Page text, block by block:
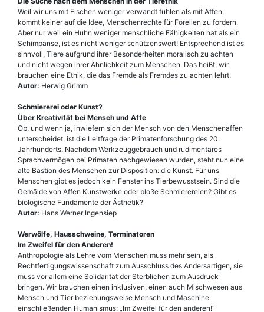
Weil wir uns mit Fischen weniger verwandt fühlen als mit Affen,
kommt keiner auf die Idee, Menschenrechte für Forellen zu fordern.
Aber nur weil ein Huhn weniger menschliche Fähigkeiten hat als ein
Schimpanse, ist es nicht weniger schützenswert! Entsprechend ist es
sinnvoll, Tiere aufgrund ihrer Besonderheiten moralisch zu achten
und nicht wegen ihrer Ähnlichkeit zum Menschen. Das heißt, wir
brauchen eine Ethik, die das Fremde als Fremdes zu achten lehrt.
Autor: Herwig Grimm
Schmiererei oder Kunst?
Über Kreativität bei Mensch und Affe
Ob, und wenn ja, inwiefern sich der Mensch von den Menschenaffen
unterscheidet, ist die Leitfrage der Primatenforschung des 20.
Jahrhunderts. Nachdem Werkzeuggebrauch und rudimentäres
Sprachvermögen bei Primaten nachgewiesen wurden, steht nun eine
alte Bastion des Menschen zur Disposition: die Kunst. Für uns
Menschen gibt es jedoch kein Fenster ins Tierbewusstsein. Sind die
Gemälde von Affen Kunstwerke oder bloße Schmierereien? Gibt es
biologische Fundamente der Ästhetik?
Autor: Hans Werner Ingensiep
Werwölfe, Hausschweine, Terminatoren
Im Zweifel für den Anderen!
Anthropologie als Lehre vom Menschen muss mehr sein, als
Rechtfertigungswissenschaft zum Ausschluss des Andersartigen, sie
muss vor allem eine Solidarität der Sterblichen zum Ausdruck
bringen. Wir brauchen einen inklusiven, einen auch Mischwesen aus
Mensch und Tier beziehungsweise Mensch und Maschine
einschließenden Humanismus: „Im Zweifel für den anderen!“